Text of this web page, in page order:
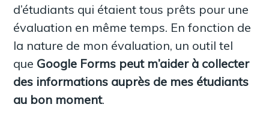
d’étudiants qui étaient tous prêts pour une
évaluation en même temps. En fonction de
la nature de mon évaluation, un outil tel
que Google Forms peut m’aider à collecter
des informations auprès de mes étudiants
au bon moment.